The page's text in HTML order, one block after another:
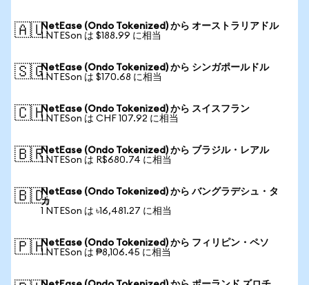
🇦🇺NetEase (Ondo Tokenized) から オーストラリアドル
1 NTESon は $188.99 に相当
🇸🇬NetEase (Ondo Tokenized) から シンガポールドル
1 NTESon は $170.68 に相当
🇨🇭NetEase (Ondo Tokenized) から スイスフラン
1 NTESon は CHF 107.92 に相当
🇧🇷NetEase (Ondo Tokenized) から ブラジル・レアル
1 NTESon は R$680.74 に相当
🇧🇩NetEase (Ondo Tokenized) から バングラデシュ・タ
カ
1 NTESon は ৳16,481.27 に相当
🇵🇭NetEase (Ondo Tokenized) から フィリピン・ペソ
1 NTESon は ₱8,106.45 に相当